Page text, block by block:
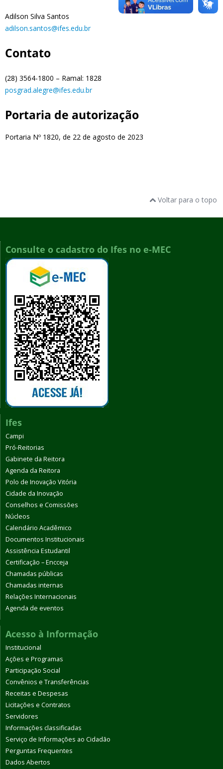
Adilson Silva Santos
adilson.santos@ifes.edu.br
Contato
(28) 3564-1800 – Ramal: 1828
posgrad.alegre@ifes.edu.br
Portaria de autorização
Portaria Nº 1820, de 22 de agosto de 2023
Voltar para o topo
Consulte o cadastro do Ifes no e-MEC
Ifes
Campi
Pró-Reitorias
Gabinete da Reitora
Agenda da Reitora
Polo de Inovação Vitória
Cidade da Inovação
Conselhos e Comissões
Núcleos
Calendário Acadêmico
Documentos Institucionais
Assistência Estudantil
Certificação – Encceja
Chamadas públicas
Chamadas internas
Relações Internacionais
Agenda de eventos
Acesso à Informação
Institucional
Ações e Programas
Participação Social
Convênios e Transferências
Receitas e Despesas
Licitações e Contratos
Servidores
Informações classificadas
Serviço de Informações ao Cidadão
Perguntas Frequentes
Dados Abertos